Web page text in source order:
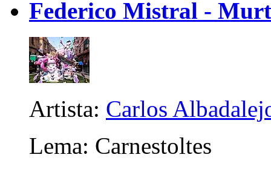
Federico Mistral -
Artista: Carlos
Lema: Carnestoltes